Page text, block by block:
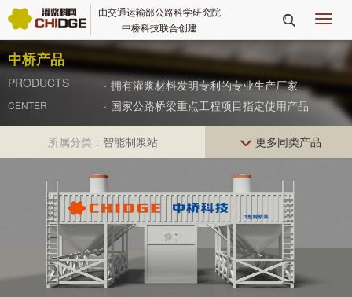
切
换
航

由交通运输部公路科学研究院
中桥科技联合创建
中桥产品
PRODUCTS
CENTER
· 拥有灌浆材料发明专利的专业生产厂家
· 国家公路桥梁重点工程项目指定使用产品
所属分类： 智能制浆站  更多同类产品